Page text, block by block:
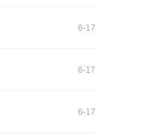
6-17
6-17
6-17